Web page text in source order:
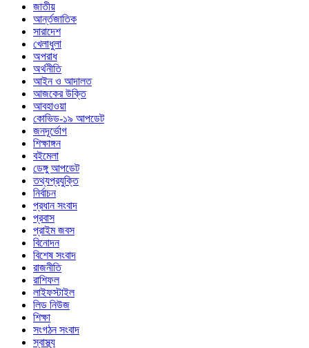
জাতীয়
আর্ন্তজাতিক
সারাদেশ
খেলাধুলা
অপরাধ
অর্থনীতি
আইন ও আদালত
আজকের উক্তি
আবহাওয়া
কোভিড-১৯ আপডেট
জনদূর্ভোগ
শিক্ষাঙ্গন
বইমেলা
ডেঙ্গু আপডেট
তথ্যপ্রযুক্তি
নির্বাচন
প্রধান সংবাদ
প্রবাস
প্রাইম জবস
বিনোদন
বিশেষ সংবাদ
রাজনীতি
রাশিফল
লাইফস্টাইল
লিড নিউজ
শিক্ষা
সংগঠন সংবাদ
স্বাস্থ্য